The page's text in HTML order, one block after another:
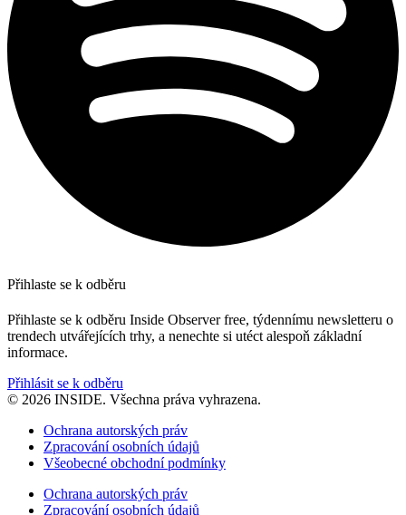
Přihlaste se k odběru
Přihlaste se k odběru Inside Observer free, týdennímu newsletteru o
trendech utvářejících trhy, a nenechte si utéct alespoň základní
informace.
Přihlásit se k odběru
© 2026 INSIDE. Všechna práva vyhrazena.
Ochrana autorských práv
Zpracování osobních údajů
Všeobecné obchodní podmínky
Ochrana autorských práv
Zpracování osobních údajů